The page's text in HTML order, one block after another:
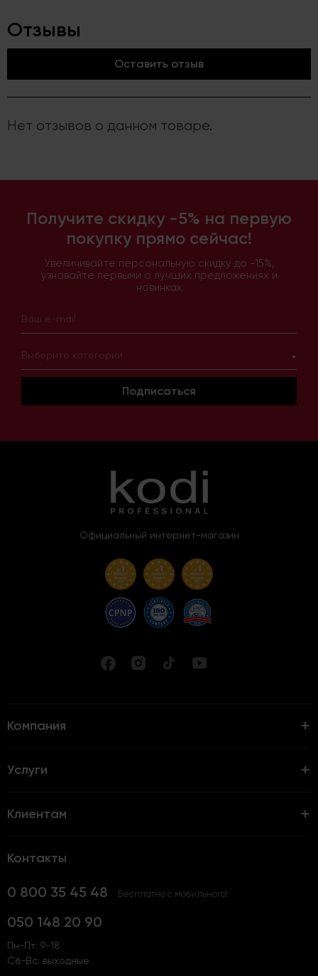
Отзывы
Оставить отзыв
Нет отзывов о данном товаре.
Получите скидку -5% на первую
покупку прямо сейчас!
Увеличивайте персональную скидку до -15%,
узнавайте первыми о лучших предложениях и
новинках
Выберите категории
Подписаться
Официальный интернет-магазин
Компания
Услуги
Клиентам
Контакты
0 800 35 45 48 Бесплатно с мобильного!
050 148 20 90
Пн-Пт: 9-18
Сб-Вс: выходные